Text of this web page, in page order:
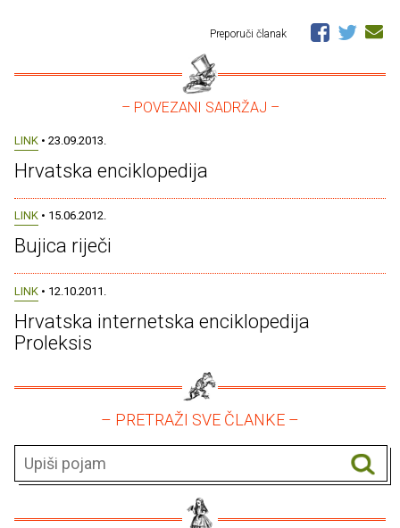
Preporuči članak
– POVEZANI SADRŽAJ –
LINK • 23.09.2013.
Hrvatska enciklopedija
LINK • 15.06.2012.
Bujica riječi
LINK • 12.10.2011.
Hrvatska internetska enciklopedija
Proleksis
– PRETRAŽI SVE ČLANKE –